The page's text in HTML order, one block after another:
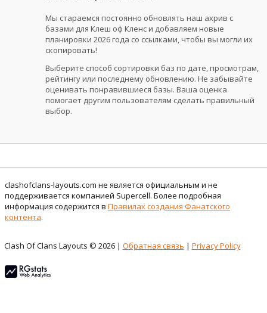
Мы стараемся постоянно обновлять наш ахрив с
базами для Клеш оф Кленс и добавляем новые
планировки 2026 года со ссылками, чтобы вы могли их
скопировать!
Выберите способ сортировки баз по дате, просмотрам,
рейтингу или последнему обновлению. Не забывайте
оценивать понравившиеся базы. Ваша оценка
помогает другим пользователям сделать правильный
выбор.
clashofclans-layouts.com не является официальным и не
поддерживается компанией Supercell. Более подробная
информация содержится в Правилах создания Фанатского
контента.
Clash Of Clans Layouts © 2026 | Обратная связь | Privacy Policy